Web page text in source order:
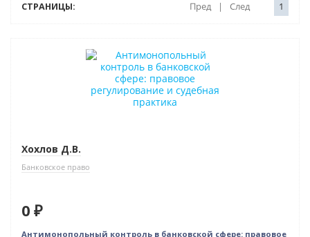
СТРАНИЦЫ: Пред | След 1
Нет в наличии
Хохлов Д.В.
Банковское право
0 ₽
Антимонопольный контроль в банковской сфере: правовое